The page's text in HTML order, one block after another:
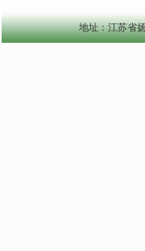
地址：江苏省